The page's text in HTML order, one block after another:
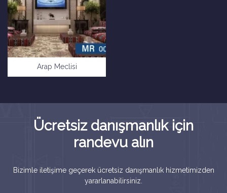
Arap Meclisi
Ücretsiz danışmanlık için
randevu alın
Bizimle iletişime geçerek ücretsiz danışmanlık hizmetimizden
yararlanabilirsiniz.